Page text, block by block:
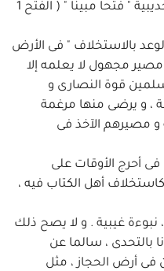
الحجاز ، حتى سمى القرآن صلح الحديبية " فتحا مبينا " ( الفتح 1
بالاستخلاف " فى الأرض
مصير مجهول لا يعلمه إلا
قوة النصارى و
، و يرضى منها مرغمة
مصيرهم الآخذ فى
أحرج الأوقات على
أهل الكتاب فيه ،
نبوءة غيبية . و لا يصح ذلك
بالتحدى ، سالما عن
أرض الحجاز ، مثل